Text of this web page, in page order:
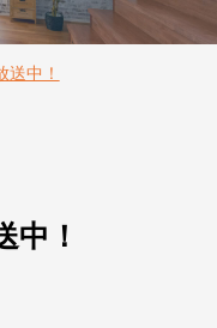
送中！
中！